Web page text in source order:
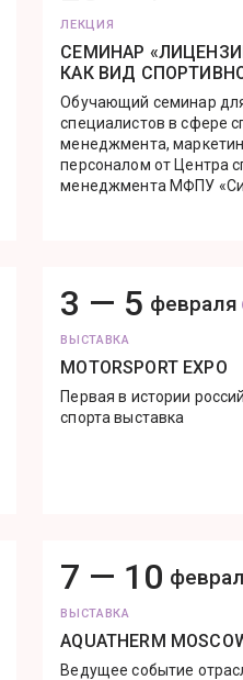
ЛЕКЦИЯ
СЕМИНАР
КАК ВИД
Обучающий семинар
специалистов в сфере
менеджмента,
персоналом от Центра
менеджмента МФПУ
3 — 5 февраля
ВЫСТАВКА
MOTORSPORT EXPO
Первая в истории
спорта выставка
7 — 10
ВЫСТАВКА
AQUATHERM
Ведущее событие